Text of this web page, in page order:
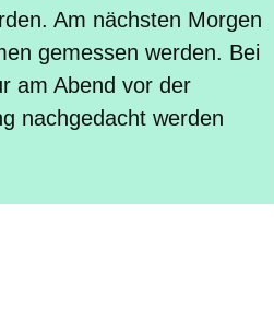
Am nächsten Morgen
gemessen werden. Bei
am Abend vor der
nachgedacht werden